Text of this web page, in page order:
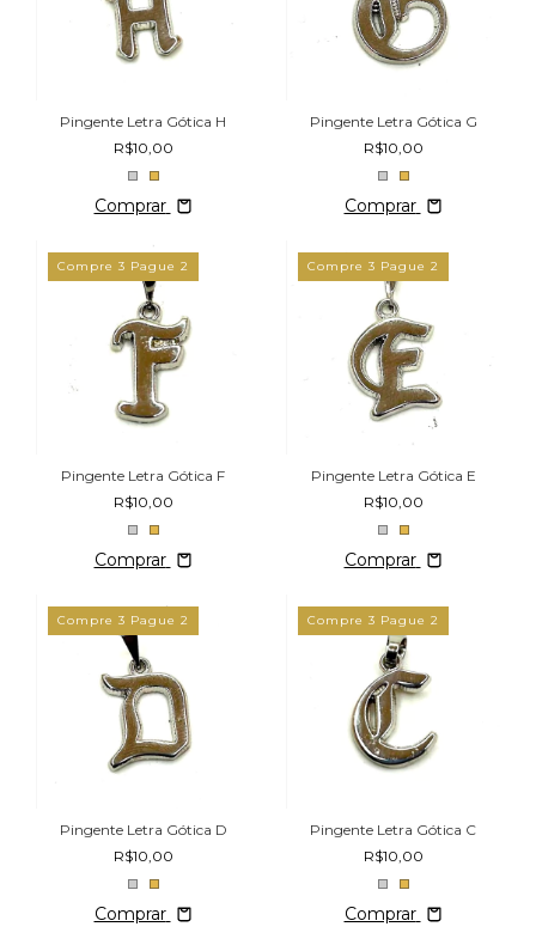
Pingente Letra Gótica H
R$10,00
Comprar
Pingente Letra Gótica G
R$10,00
Comprar
Compre 3 Pague 2
Pingente Letra Gótica F
R$10,00
Comprar
Compre 3 Pague 2
Pingente Letra Gótica E
R$10,00
Comprar
Compre 3 Pague 2
Pingente Letra Gótica D
R$10,00
Comprar
Compre 3 Pague 2
Pingente Letra Gótica C
R$10,00
Comprar